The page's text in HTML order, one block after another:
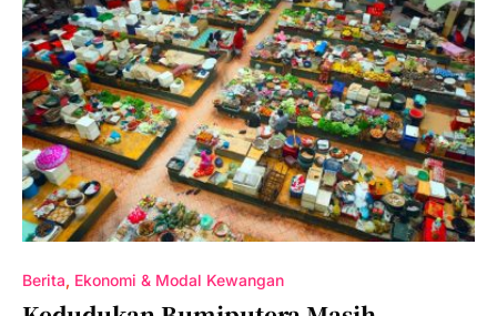
Berita Ekonomi & Modal Kewangan